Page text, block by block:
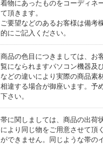
着物にあったものをコーディネ
て頂きます。
ご要望などのあるお客様は備考
的にご記入ください。
商品の色目につきましては、お
覧になられますパソコン機器及
などの違いにより実際の商品素
相違する場合が御座います。予
下さい。
帯に関しましては、商品の出荷
により同じ物をご用意させて頂
ができません。同じような帯の